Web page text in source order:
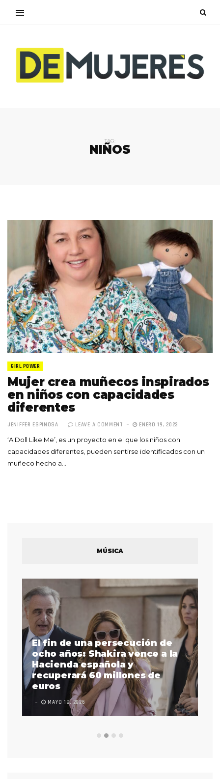
TAG:
NIÑOS
GIRL POWER
Mujer crea muñecos inspirados
en niños con capacidades
diferentes
JENIFFER ESPINOSA LEAVE A COMMENT ENERO 19, 2023
‘A Doll Like Me’, es un proyecto en el que los niños con
capacidades diferentes, pueden sentirse identificados con un
muñeco hecho a…
MÚSICA
El fin de una persecución de
ocho años: Shakira vence a la
Hacienda española y
recuperará 60 millones de
euros
MAYO 18, 2026